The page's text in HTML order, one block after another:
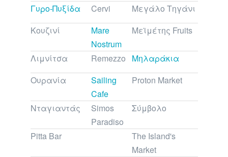
Γυρο-Πυξίδα Cervi
Μεγάλο Τηγάνι
Κουζινί
Mare
Nostrum
Μεϊμέτης Fruits
Λιμνίτσα Remezzo
Μηλαράκια
Ουρανία
Sailing
Cafe
Proton Market
Νταγιαντάς
Simos
Paradiso
Σύμβολο
Pitta Bar
The Island's
Market